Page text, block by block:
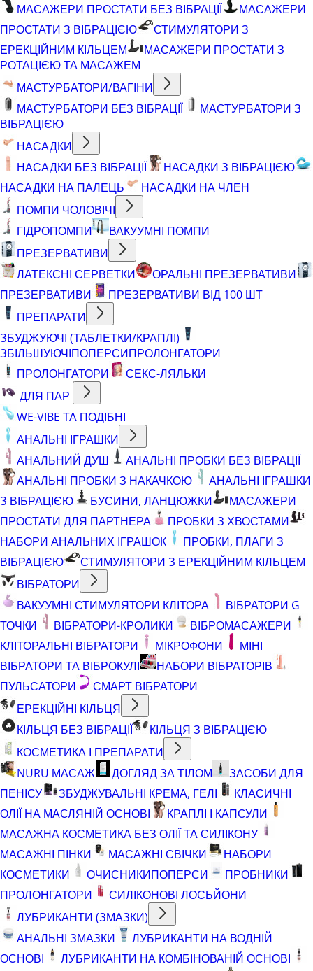
МАСАЖЕРИ ПРОСТАТИ БЕЗ ВІБРАЦІЇ
МАСАЖЕРИ
ПРОСТАТИ З ВІБРАЦІЄЮ
СТИМУЛЯТОРИ З
ЕРЕКЦІЙНИМ КІЛЬЦЕМ
МАСАЖЕРИ ПРОСТАТИ З
РОТАЦІЄЮ ТА МАСАЖЕМ
МАСТУРБАТОРИ/ВАГІНИ
МАСТУРБАТОРИ БЕЗ ВІБРАЦІЇ
МАСТУРБАТОРИ З
ВІБРАЦІЄЮ
НАСАДКИ
НАСАДКИ БЕЗ ВІБРАЦІЇ
НАСАДКИ З ВІБРАЦІЄЮ
НАСАДКИ НА ПАЛЕЦЬ
НАСАДКИ НА ЧЛЕН
ПОМПИ ЧОЛОВІЧІ
ГІДРОПОМПИ
ВАКУУМНІ ПОМПИ
ПРЕЗЕРВАТИВИ
ЛАТЕКСНІ СЕРВЕТКИ
ОРАЛЬНІ ПРЕЗЕРВАТИВИ
ПРЕЗЕРВАТИВИ
ПРЕЗЕРВАТИВИ ВІД 100 ШТ
ПРЕПАРАТИ
ЗБУДЖУЮЧІ (ТАБЛЕТКИ/КРАПЛІ)
ЗБІЛЬШУЮЧІПОПЕРСИПРОЛОНГАТОРИ
ПРОЛОНГАТОРИ
СЕКС-ЛЯЛЬКИ
ДЛЯ ПАР
WE-VIBE ТА ПОДІБНІ
АНАЛЬНІ ІГРАШКИ
АНАЛЬНИЙ ДУШ
АНАЛЬНІ ПРОБКИ БЕЗ ВІБРАЦІЇ
АНАЛЬНІ ПРОБКИ З НАКАЧКОЮ
АНАЛЬНІ ІГРАШКИ
З ВІБРАЦІЄЮ
БУСИНИ, ЛАНЦЮЖКИ
МАСАЖЕРИ
ПРОСТАТИ ДЛЯ ПАРТНЕРА
ПРОБКИ З ХВОСТАМИ
НАБОРИ АНАЛЬНИХ ІГРАШОК
ПРОБКИ, ПЛАГИ З
ВІБРАЦІЄЮ
СТИМУЛЯТОРИ З ЕРЕКЦІЙНИМ КІЛЬЦЕМ
ВІБРАТОРИ
ВАКУУМНІ СТИМУЛЯТОРИ КЛІТОРА
ВІБРАТОРИ G
ТОЧКИ
ВІБРАТОРИ-КРОЛИКИ
ВІБРОМАСАЖЕРИ
КЛІТОРАЛЬНІ ВІБРАТОРИ
МІКРОФОНИ
МІНІ
ВІБРАТОРИ ТА ВІБРОКУЛІ
НАБОРИ ВІБРАТОРІВ
ПУЛЬСАТОРИ
СМАРТ ВІБРАТОРИ
ЕРЕКЦІЙНІ КІЛЬЦЯ
КІЛЬЦЯ БЕЗ ВІБРАЦІЇ
КІЛЬЦЯ З ВІБРАЦІЄЮ
КОСМЕТИКА І ПРЕПАРАТИ
NURU МАСАЖ
ДОГЛЯД ЗА ТІЛОМ
ЗАСОБИ ДЛЯ
ПЕНІСУ
ЗБУДЖУВАЛЬНІ КРЕМА, ГЕЛІ
КЛАСИЧНІ
ОЛІЇ НА МАСЛЯНІЙ ОСНОВІ
КРАПЛІ І КАПСУЛИ
МАСАЖНА КОСМЕТИКА БЕЗ ОЛІЇ ТА СИЛІКОНУ
МАСАЖНІ ПІНКИ
МАСАЖНІ СВІЧКИ
НАБОРИ
КОСМЕТИКИ
ОЧИСНИКИПОПЕРСИ
ПРОБНИКИ
ПРОЛОНГАТОРИ
СИЛІКОНОВІ ЛОСЬЙОНИ
ЛУБРИКАНТИ (ЗМАЗКИ)
АНАЛЬНІ ЗМАЗКИ
ЛУБРИКАНТИ НА ВОДНІЙ
ОСНОВІ
ЛУБРИКАНТИ НА КОМБІНОВАНІЙ ОСНОВІ